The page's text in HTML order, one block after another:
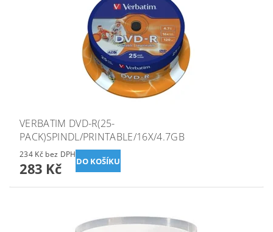
VERBATIM DVD-R(25-
PACK)SPINDL/PRINTABLE/16X/4.7GB
234 Kč bez DPH
283 Kč